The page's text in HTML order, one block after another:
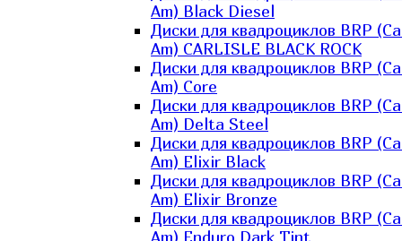
Am) Black Diesel
Диски для квадроциклов BRP
Am) CARLISLE BLACK ROCK
Диски для квадроциклов BRP
Am) Core
Диски для квадроциклов BRP
Am) Delta Steel
Диски для квадроциклов BRP
Am) Elixir Black
Диски для квадроциклов BRP
Am) Elixir Bronze
Диски для квадроциклов BRP
Am) Enduro Dark Tint